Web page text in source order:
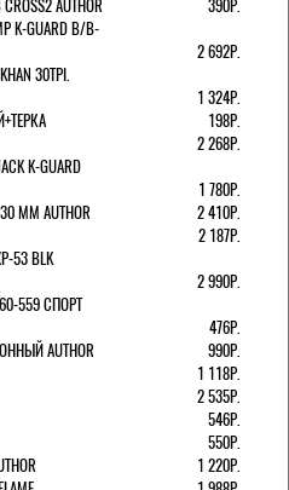
AUTHOR
390Р.
K-GUARD B/B-
2 692Р.
30TPI.
1 324Р.
198Р.
2 268Р.
K-GUARD
1 780Р.
ММ AUTHOR
2 410Р.
2 187Р.
53 BLK
2 990Р.
559 СПОРТ
476Р.
AUTHOR
990Р.
1 118Р.
2 535Р.
546Р.
550Р.
1 220Р.